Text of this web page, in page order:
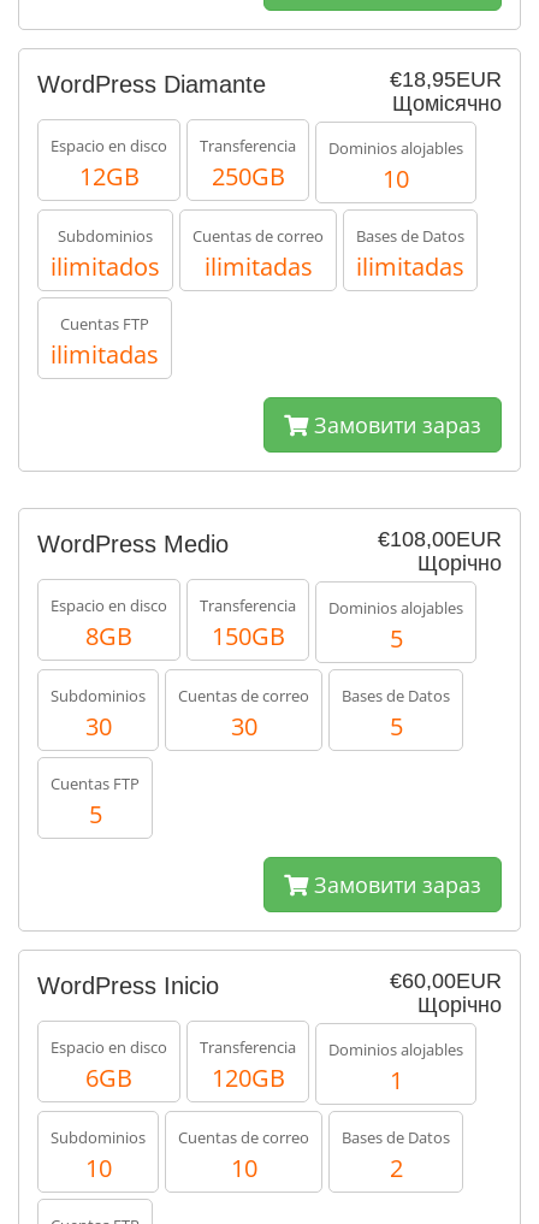
€18,95EUR
Щомісячно
WordPress Diamante
Espacio en disco
12GB
Transferencia
250GB
Dominios alojables
10
Subdominios
ilimitados
Cuentas de correo
ilimitadas
Bases de Datos
ilimitadas
Cuentas FTP
ilimitadas
Замовити зараз
€108,00EUR
Щорічно
WordPress Medio
Espacio en disco
8GB
Transferencia
150GB
Dominios alojables
5
Subdominios
30
Cuentas de correo
30
Bases de Datos
5
Cuentas FTP
5
Замовити зараз
€60,00EUR
Щорічно
WordPress Inicio
Espacio en disco
6GB
Transferencia
120GB
Dominios alojables
1
Subdominios
10
Cuentas de correo
10
Bases de Datos
2